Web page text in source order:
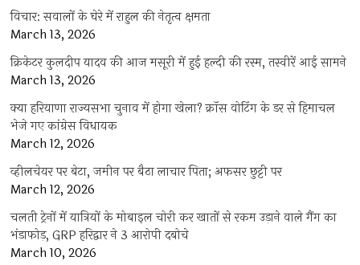
विचार: सवालों के घेरे में राहुल की नेतृत्व क्षमता
March 13, 2026
क्रिकेटर कुलदीप यादव की आज मसूरी में हुई हल्दी की रस्म, तस्वीरें आई सामने
March 13, 2026
क्या हरियाणा राज्यसभा चुनाव में होगा खेला? क्रॉस वोटिंग के डर से हिमाचल
भेजे गए कांग्रेस विधायक
March 12, 2026
व्हीलचेयर पर बेटा, जमीन पर बैठा लाचार पिता; अफसर छुट्टी पर
March 12, 2026
चलती ट्रेनों में यात्रियों के मोबाइल चोरी कर खातों से रकम उड़ाने वाले गैंग का
भंडाफोड़, GRP हरिद्वार ने 3 आरोपी दबोचे
March 10, 2026